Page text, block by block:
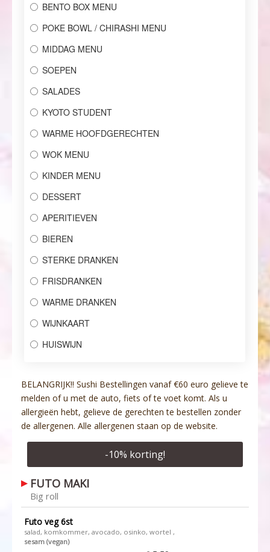
BENTO BOX MENU
POKE BOWL / CHIRASHI MENU
MIDDAG MENU
SOEPEN
SALADES
KYOTO STUDENT
WARME HOOFDGERECHTEN
WOK MENU
KINDER MENU
DESSERT
APERITIEVEN
BIEREN
STERKE DRANKEN
FRISDRANKEN
WARME DRANKEN
WIJNKAART
HUISWIJN
BELANGRIJK!! Sushi Bestellingen vanaf €60 euro gelieve te
melden of u met de auto, fiets of te voet komt. Als u
allergieën hebt, gelieve de gerechten te bestellen zonder
de allergenen. Alle allergenen staan op de website.
-10% korting!
FUTO MAKI
Big roll
Futo veg 6st
salad, komkommer, avocado, osinko, wortel ,
sesam (vegan)